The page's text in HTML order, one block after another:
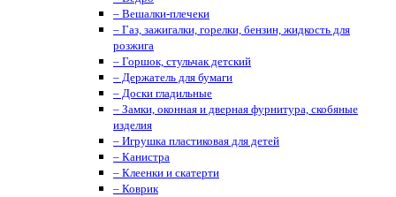
– Вешалки-плечеки
– Газ, зажигалки, горелки, бензин, жидкость для
розжига
– Горшок, стульчак детский
– Держатель для бумаги
– Доски гладильные
– Замки, оконная и дверная фурнитура, скобяные
изделия
– Игрушка пластиковая для детей
– Канистра
– Клеенки и скатерти
– Коврик